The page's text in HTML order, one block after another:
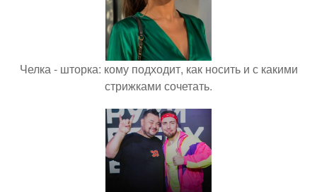
Челка - шторка: кому подходит, как носить и с какими
стрижками сочетать.